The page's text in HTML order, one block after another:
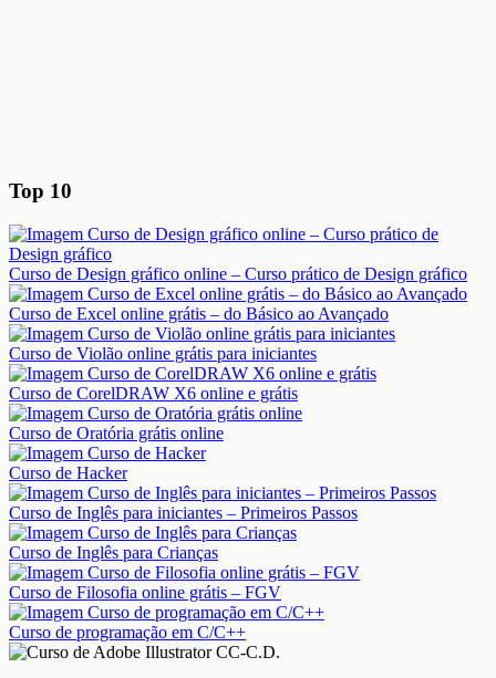
Top 10
Curso de Design gráfico online – Curso prático de Design gráfico
Curso de Excel online grátis – do Básico ao Avançado
Curso de Violão online grátis para iniciantes
Curso de CorelDRAW X6 online e grátis
Curso de Oratória grátis online
Curso de Hacker
Curso de Inglês para iniciantes – Primeiros Passos
Curso de Inglês para Crianças
Curso de Filosofia online grátis – FGV
Curso de programação em C/C++